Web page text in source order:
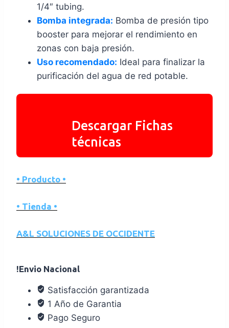
1/4″ tubing.
Bomba integrada: Bomba de presión tipo
booster para mejorar el rendimiento en
zonas con baja presión.
Uso recomendado: Ideal para finalizar la
purificación del agua de red potable.
Descargar Fichas
técnicas
• Producto •
• Tienda •
A&L SOLUCIONES DE OCCIDENTE
!Envio Nacional
Satisfacción garantizada
1 Año de Garantia
Pago Seguro